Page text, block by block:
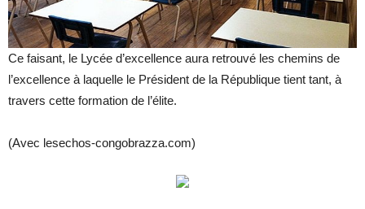
Ce faisant, le Lycée d’excellence aura retrouvé les chemins de
l’excellence à laquelle le Président de la République tient tant, à
travers cette formation de l’élite.
(Avec lesechos-congobrazza.com)